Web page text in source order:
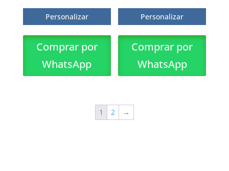
Personalizar
Comprar por
WhatsApp
Personalizar
Comprar por
WhatsApp
1 2 →